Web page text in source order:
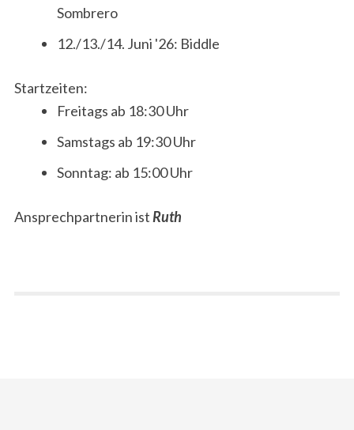
Sombrero
12./13./14. Juni '26: Biddle
Startzeiten:
Freitags ab 18:30 Uhr
Samstags ab 19:30 Uhr
Sonntag: ab 15:00 Uhr
Ansprechpartnerin istRuth